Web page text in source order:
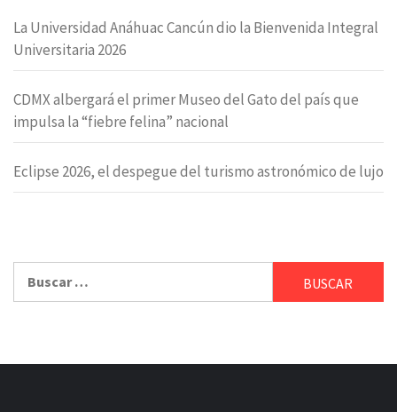
La Universidad Anáhuac Cancún dio la Bienvenida Integral
Universitaria 2026
CDMX albergará el primer Museo del Gato del país que
impulsa la “fiebre felina” nacional
Eclipse 2026, el despegue del turismo astronómico de lujo